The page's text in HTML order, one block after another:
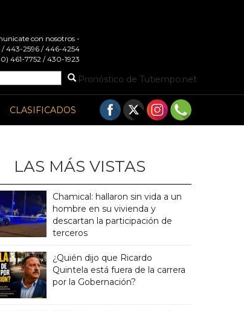
con nosotros -
/ 443-2596 / 446-4254
461-7752 / 430-1923
Pronóstico de Tutiempo.net
CLASIFICADOS
LAS MÁS VISTAS
Chamical: hallaron sin vida a un
hombre en su vivienda y
descartan la participación de
terceros
¿Quién dijo que Ricardo
Quintela está fuera de la carrera
por la Gobernación?